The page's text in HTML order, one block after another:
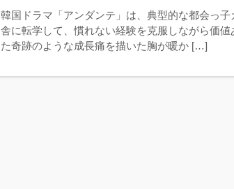
韓国ドラマ「アンダンテ」は、典型的な都会っ
舎に転学して、慣れない経験を克服しながら価
た奇跡のような成長痛を描いた胸が暖か […]